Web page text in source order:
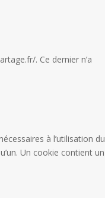
. Ce dernier n’a
à l’utilisation du
Un cookie contient un